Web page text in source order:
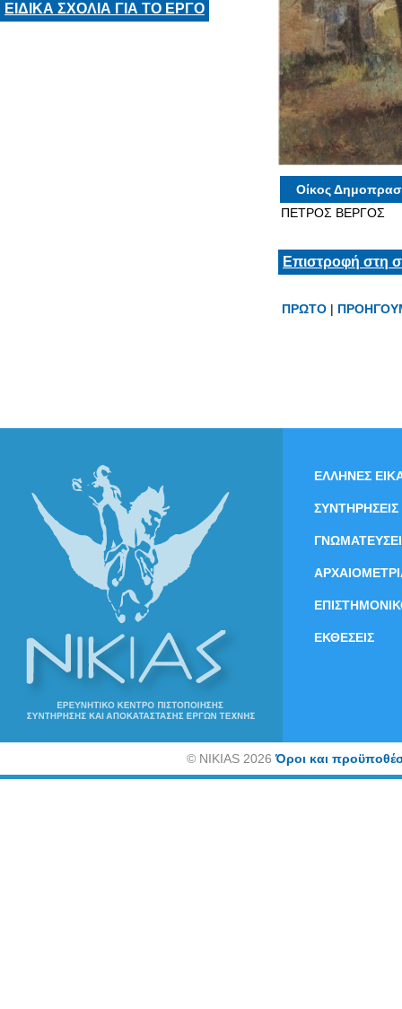
ΕΙΔΙΚΑ ΣΧΟΛΙΑ ΓΙΑ ΤΟ ΕΡΓΟ
Οίκος
ΠΕΤΡΟΣ ΒΕΡΓΟΣ
Επιστροφή στη
ΠΡΩΤΟ |
ΕΛΛΗΝΕΣ
ΣΥΝΤΗΡΗΣΕΙΣ
ΕΚΘΕΣΕΙΣ
©NIKIAS 2026Όροι και